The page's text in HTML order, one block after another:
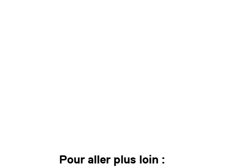
Pour aller plus loin :